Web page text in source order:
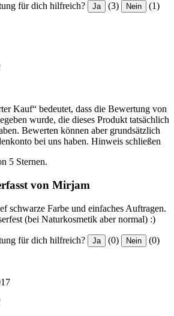
für dich hilfreich? Ja (3) Nein (1)
Kauf“ bedeutet, dass die Bewertung von
wurde, die dieses Produkt tatsächlich
Bewerten können aber grundsätzlich
bei uns haben. Hinweis schließen
5 Sternen.
von Mirjam
schwarze Farbe und einfaches Auftragen.
(bei Naturkosmetik aber normal) :)
für dich hilfreich? Ja (0) Nein (0)